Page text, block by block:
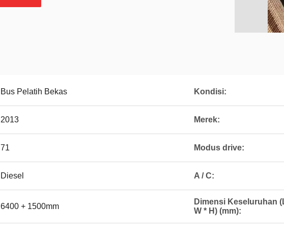
Bus Pelatih Bekas Kondisi:
2013 Merek:
71 Modus drive:
Diesel A / C:
6400 + 1500mm
Dimensi Keseluruhan
W * H) (mm):